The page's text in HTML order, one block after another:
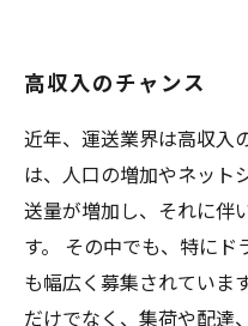
高収入のチャンス
近年、運送業界は高収入
は、人口の増加やネット
送量が増加し、それに伴
す。 その中でも、特に
も幅広く募集されていま
だけでなく、集荷や配達